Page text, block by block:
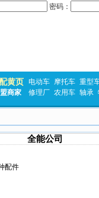
密码：
黄页 电动车 摩托车 重型
商家
修理厂 农用车 轴承
全能公司
配件